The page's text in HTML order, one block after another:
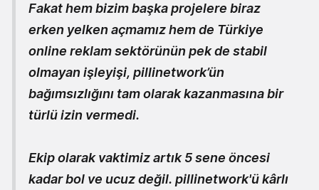
Fakat hem bizim başka projelere biraz
erken yelken açmamız hem de Türkiye
online reklam sektörünün pek de stabil
olmayan işleyişi, pillinetwork’ün
bağımsızlığını tam olarak kazanmasına bir
türlü izin vermedi.
Ekip olarak vaktimiz artık 5 sene öncesi
kadar bol ve ucuz değil. pillinetwork'ü kârlı